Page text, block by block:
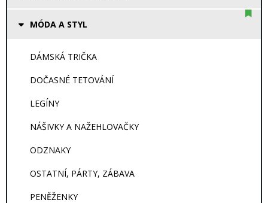
MÓDA A STYL
DÁMSKÁ TRIČKA
DOČASNÉ TETOVÁNÍ
LEGÍNY
NÁŠIVKY A NAŽEHLOVAČKY
ODZNAKY
OSTATNÍ, PÁRTY, ZÁBAVA
PENĚŽENKY